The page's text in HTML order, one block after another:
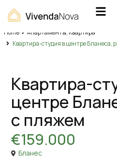
Home Апартаменты, Квартира
Квартира-студия в центре Бланеса,
Квартира-
центре
с пляжем
€159.000
Бланес